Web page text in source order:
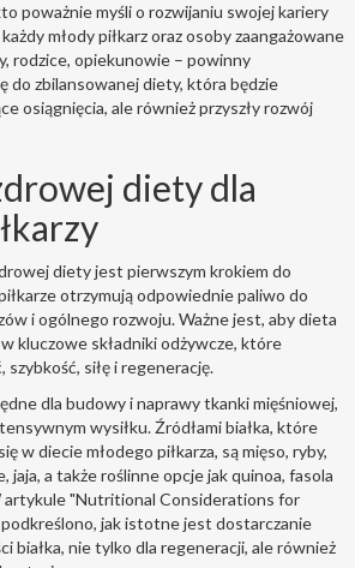
poważnie myśli o rozwijaniu swojej kariery
młody piłkarz oraz osoby zaangażowane
rodzice, opiekunowie – powinny
do zbilansowanej diety, która będzie
osiągnięcia, ale również przyszły rozwój
diety dla
diety jest pierwszym krokiem do
otrzymują odpowiednie paliwo do
i ogólnego rozwoju. Ważne jest, aby dieta
kluczowe składniki odżywcze, które
szybkość, siłę i regenerację.
dla budowy i naprawy tkanki mięśniowej,
wysiłku. Źródłami białka, które
w diecie młodego piłkarza, są mięso, ryby,
jaja, a także roślinne opcje jak quinoa, fasola
artykule "Nutritional Considerations for
jak istotne jest dostarczanie
białka, nie tylko dla regeneracji, ale również